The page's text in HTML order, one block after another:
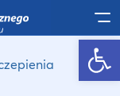
Otwórz pasek narzędzi